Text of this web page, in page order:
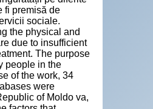
fi premisă de
sociale.
the physical and
due to insufficient
The purpose
people in the
of the work, 34
were
of Moldo va,